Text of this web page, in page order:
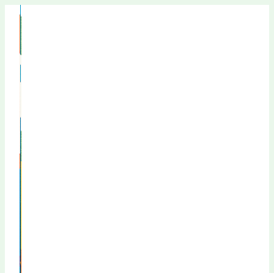
содержимому